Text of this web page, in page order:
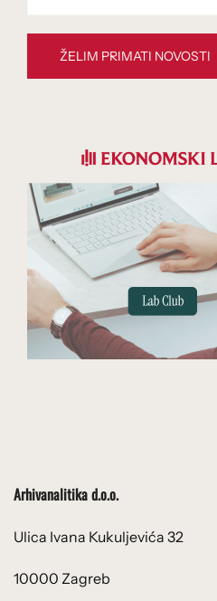
Arhivanalitika d.o.o.
Ulica Ivana Kukuljevića 32
10000 Zagreb